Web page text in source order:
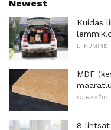
Newest
Kuidas
LIIKUMINE
MDF
GARAAŽID
8 lihtsat